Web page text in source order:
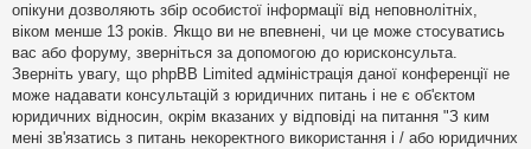
опікуни дозволяють збір особистої інформації від неповнолітніх,
віком менше 13 років. Якщо ви не впевнені, чи це може стосуватись
вас або форуму, зверніться за допомогою до юрисконсульта.
Зверніть увагу, що phpBB Limited адміністрація даної конференції не
може надавати консультацій з юридичних питань і не є об'єктом
юридичних відносин, окрім вказаних у відповіді на питання "З ким
мені зв'язатись з питань некоректного використання і / або юридичних